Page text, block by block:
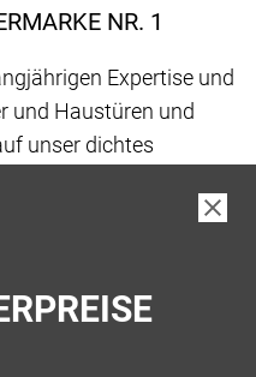
NR. 1
Expertise und
und Haustüren und
unser dichtes